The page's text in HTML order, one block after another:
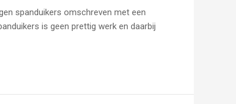
spanduikers omschreven met een
is geen prettig werk en daarbij